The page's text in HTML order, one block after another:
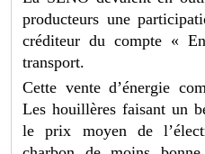
producteurs une
créditeur du compte «
transport.
Cette vente d’énergie
Les houillères faisant un
le prix moyen de